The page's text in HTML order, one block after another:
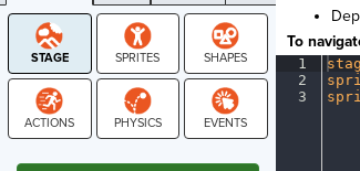
To
1
2
3
GRAPHICS